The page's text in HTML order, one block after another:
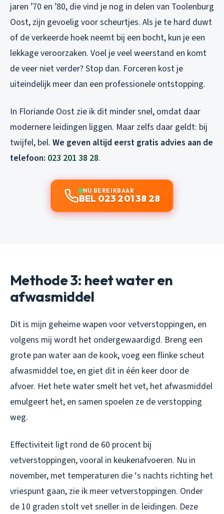
jaren ’70 en ’80, die vind je nog in delen van Toolenburg
Oost, zijn gevoelig voor scheurtjes. Als je te hard duwt
of de verkeerde hoek neemt bij een bocht, kun je een
lekkage veroorzaken. Voel je veel weerstand en komt
de veer niet verder? Stop dan. Forceren kost je
uiteindelijk meer dan een professionele ontstopping.
In Floriande Oost zie ik dit minder snel, omdat daar
modernere leidingen liggen. Maar zelfs daar geldt: bij
twijfel, bel. We geven altijd eerst gratis advies aan de
telefoon: 023 201 38 28.
NU BEREIKBAAR
BEL 023 201 38 28
Methode 3: heet water en
afwasmiddel
Dit is mijn geheime wapen voor vetverstoppingen, en
volgens mij wordt het ondergewaardigd. Breng een
grote pan water aan de kook, voeg een flinke scheut
afwasmiddel toe, en giet dit in één keer door de
afvoer. Het hete water smelt het vet, het afwasmiddel
emulgeert het, en samen spoelen ze de verstopping
weg.
Effectiviteit ligt rond de 60 procent bij
vetverstoppingen, vooral in keukenafvoeren. Nu in
november, met temperaturen die ‘s nachts richting het
vriespunt gaan, zie ik meer vetverstoppingen. Onder
de 10 graden stolt vet sneller in de leidingen. Deze